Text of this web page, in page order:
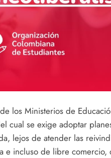
los Ministerios de
se exige adoptar
lejos de atender las
e incluso de libre